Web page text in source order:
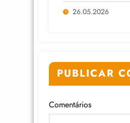
em Formação
26.05.2026
PUBLICAR
Comentários